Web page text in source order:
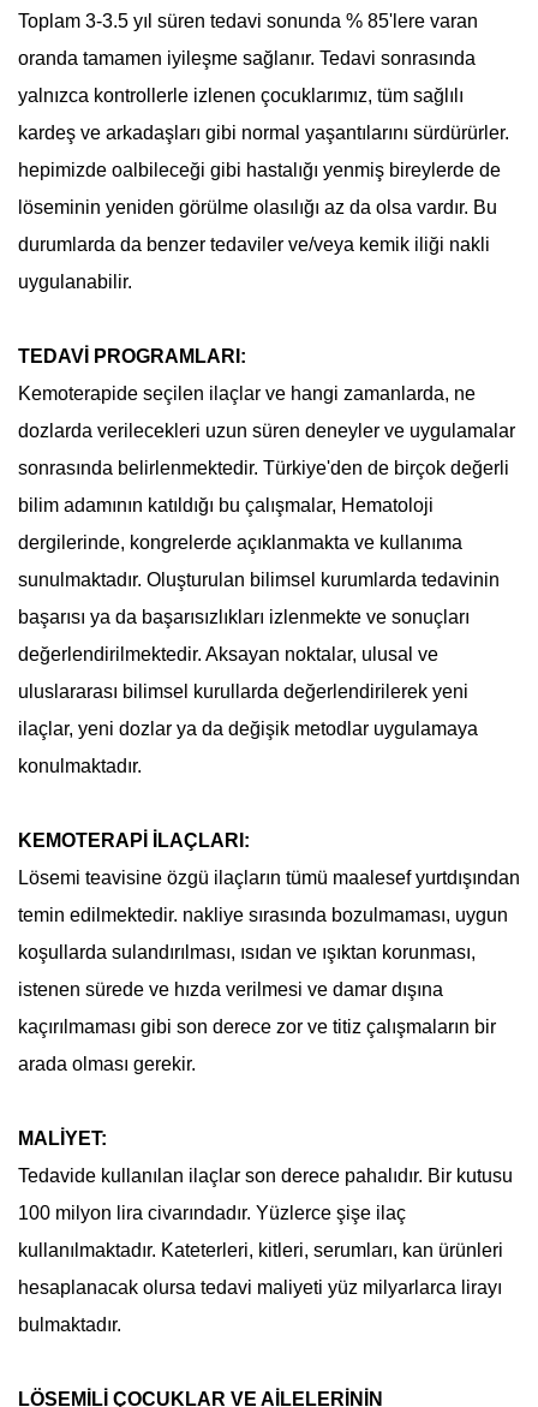
Toplam 3-3.5 yıl süren tedavi sonunda % 85'lere varan
oranda tamamen iyileşme sağlanır. Tedavi sonrasında
yalnızca kontrollerle izlenen çocuklarımız, tüm sağlılı
kardeş ve arkadaşları gibi normal yaşantılarını sürdürürler.
hepimizde oalbileceği gibi hastalığı yenmiş bireylerde de
löseminin yeniden görülme olasılığı az da olsa vardır. Bu
durumlarda da benzer tedaviler ve/veya kemik iliği nakli
uygulanabilir.
TEDAVİ PROGRAMLARI:
Kemoterapide seçilen ilaçlar ve hangi zamanlarda, ne
dozlarda verilecekleri uzun süren deneyler ve uygulamalar
sonrasında belirlenmektedir. Türkiye'den de birçok değerli
bilim adamının katıldığı bu çalışmalar, Hematoloji
dergilerinde, kongrelerde açıklanmakta ve kullanıma
sunulmaktadır. Oluşturulan bilimsel kurumlarda tedavinin
başarısı ya da başarısızlıkları izlenmekte ve sonuçları
değerlendirilmektedir. Aksayan noktalar, ulusal ve
uluslararası bilimsel kurullarda değerlendirilerek yeni
ilaçlar, yeni dozlar ya da değişik metodlar uygulamaya
konulmaktadır.
KEMOTERAPİ İLAÇLARI:
Lösemi teavisine özgü ilaçların tümü maalesef yurtdışından
temin edilmektedir. nakliye sırasında bozulmaması, uygun
koşullarda sulandırılması, ısıdan ve ışıktan korunması,
istenen sürede ve hızda verilmesi ve damar dışına
kaçırılmaması gibi son derece zor ve titiz çalışmaların bir
arada olması gerekir.
MALİYET:
Tedavide kullanılan ilaçlar son derece pahalıdır. Bir kutusu
100 milyon lira civarındadır. Yüzlerce şişe ilaç
kullanılmaktadır. Kateterleri, kitleri, serumları, kan ürünleri
hesaplanacak olursa tedavi maliyeti yüz milyarlarca lirayı
bulmaktadır.
LÖSEMİLİ ÇOCUKLAR VE AİLELERİNİN